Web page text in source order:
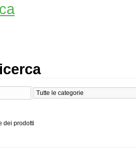
dei prodotti